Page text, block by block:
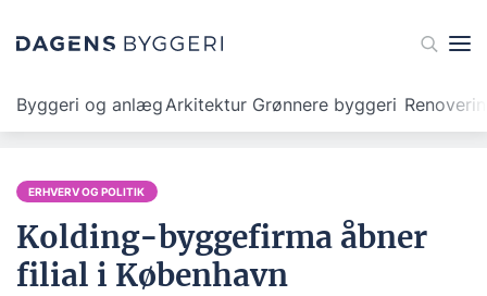
Byggeri og anlægArkitektur Grønnere byggeri
ERHVERV OG POLITIK
Kolding-byggefirma åbner
filial i København